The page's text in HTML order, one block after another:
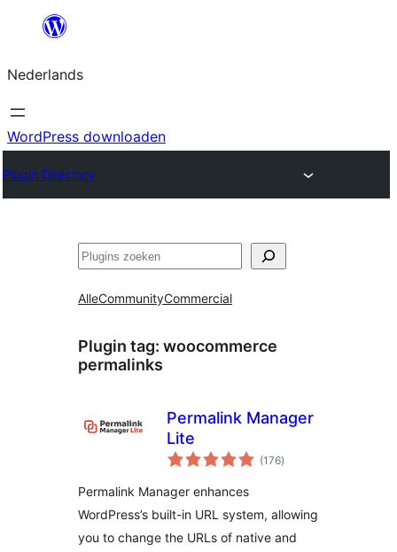
de
inhoud
Nederlands
WordPress downloaden
Plugin Directory
Zoeken
AlleCommunityCommercial
Plugin tag: woocommerce
permalinks
Permalink Manager
Lite
(176totaal
waarderingen
)
Permalink Manager enhances
WordPress’s built-in URL system, allowing
you to change the URLs of native and